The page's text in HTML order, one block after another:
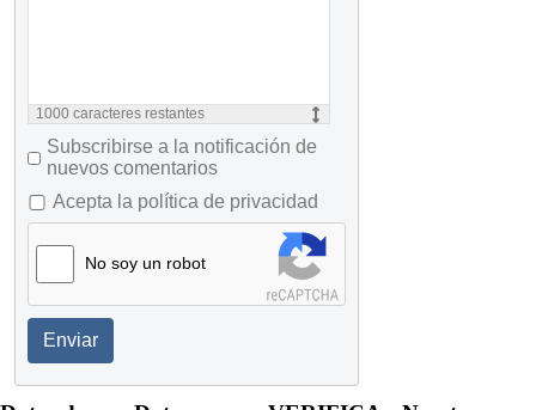
1000 caracteres restantes
Subscribirse a la notificación de
nuevos comentarios
Acepta la política de privacidad
No soy un robot
Enviar